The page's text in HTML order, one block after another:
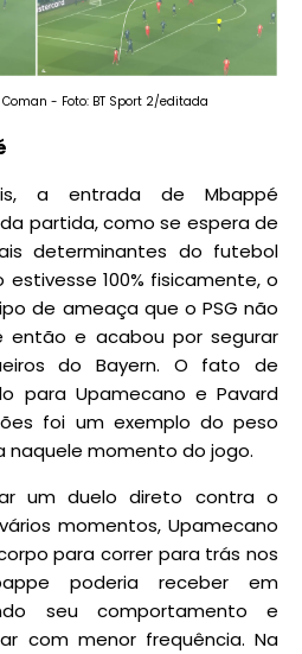
- Foto: BT Sport 2/editada
a entrada de Mbappé
partida, como se espera de
determinantes do futebol
estivesse 100% fisicamente, o
de ameaça que o PSG não
e acabou por segurar
do Bayern. O fato de
para Upamecano e Pavard
foi um exemplo do peso
naquele momento do jogo.
um duelo direto contra o
momentos, Upamecano
para correr para trás nos
poderia receber em
seu comportamento e
com menor frequência. Na